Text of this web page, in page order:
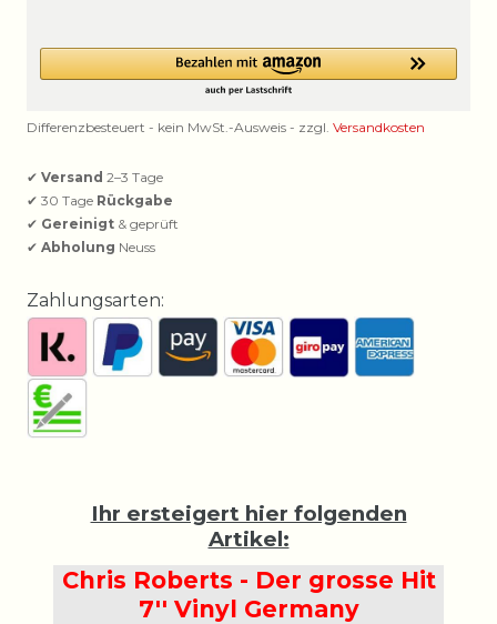
Differenzbesteuert - kein MwSt.-Ausweis - zzgl. Versandkosten
✔ Versand 2–3 Tage
✔ 30 Tage Rückgabe
✔ Gereinigt & geprüft
✔ Abholung Neuss
Zahlungsarten:
Ihr ersteigert hier folgenden
Artikel:
Chris Roberts - Der grosse Hit
7'' Vinyl Germany